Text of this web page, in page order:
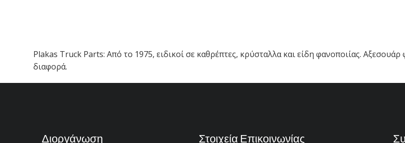
Plakas Truck Parts: Από το 1975, ειδικοί σε καθρέπτες, κρύσταλλα και είδη φανοποιίας.
διαφορά.
Διοργάνωση Στοιχεία Επικοινωνίας